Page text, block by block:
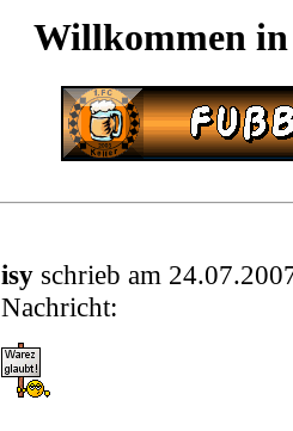
Willkommen
isy schrieb am
Nachricht: